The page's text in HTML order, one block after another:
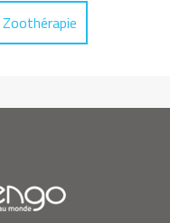
Zoothérapie